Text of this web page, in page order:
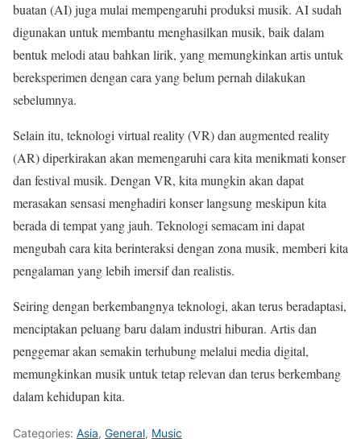
buatan (AI) juga mulai mempengaruhi produksi musik. AI sudah
digunakan untuk membantu menghasilkan musik, baik dalam
bentuk melodi atau bahkan lirik, yang memungkinkan artis untuk
bereksperimen dengan cara yang belum pernah dilakukan
sebelumnya.
Selain itu, teknologi virtual reality (VR) dan augmented reality
(AR) diperkirakan akan memengaruhi cara kita menikmati konser
dan festival musik. Dengan VR, kita mungkin akan dapat
merasakan sensasi menghadiri konser langsung meskipun kita
berada di tempat yang jauh. Teknologi semacam ini dapat
mengubah cara kita berinteraksi dengan zona musik, memberi kita
pengalaman yang lebih imersif dan realistis.
Seiring dengan berkembangnya teknologi, akan terus beradaptasi,
menciptakan peluang baru dalam industri hiburan. Artis dan
penggemar akan semakin terhubung melalui media digital,
memungkinkan musik untuk tetap relevan dan terus berkembang
dalam kehidupan kita.
Categories: Asia, General, Music